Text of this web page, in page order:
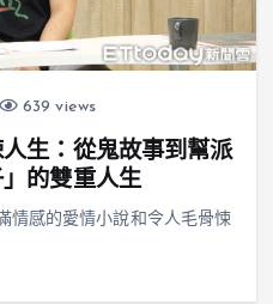
639 views
生：從鬼故事到幫派
的雙重人生
情感的愛情小說和令人毛骨悚